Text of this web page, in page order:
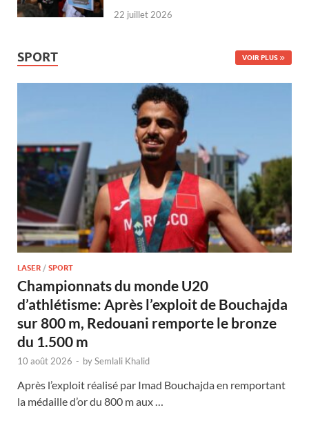
22 juillet 2026
SPORT VOIR PLUS
LASER / SPORT
Championnats du monde U20
d’athlétisme: Après l’exploit de Bouchajda
sur 800 m, Redouani remporte le bronze
du 1.500 m
10 août 2026 - bySemlali Khalid
Après l’exploit réalisé par Imad Bouchajda en remportant
la médaille d’or du 800 m aux …